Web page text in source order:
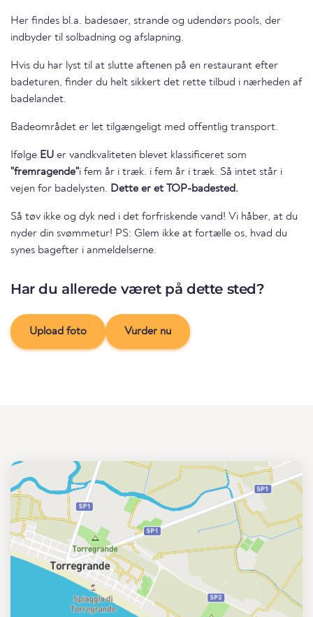
Her findes bl.a. badesøer, strande og udendørs pools, der
indbyder til solbadning og afslapning.
Hvis du har lyst til at slutte aftenen på en restaurant efter
badeturen, finder du helt sikkert det rette tilbud i nærheden af
badelandet.
Badeområdet er let tilgængeligt med offentlig transport.
Ifølge EU er vandkvaliteten blevet klassificeret som
"fremragende"i fem år i træk. i fem år i træk. Så intet står i
vejen for badelysten. Dette er et TOP-badested.
Så tøv ikke og dyk ned i det forfriskende vand! Vi håber, at du
nyder din svømmetur! PS: Glem ikke at fortælle os, hvad du
synes bagefter i anmeldelserne.
Har du allerede været på dette sted?
Upload foto Vurder nu